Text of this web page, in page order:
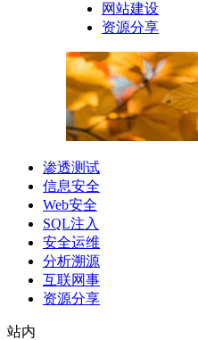
网站建设
资源分享
渗透测试
信息安全
Web安全
SQL注入
安全运维
分析溯源
互联网事
资源分享
站内